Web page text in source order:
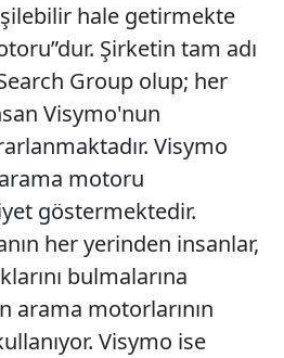
hale getirmekte
Şirketin tam adı
Group olup; her
Visymo'nun
Visymo
arama motoru
göstermektedir.
her yerinden insanlar,
bulmalarına
arama motorlarının
Visymo ise